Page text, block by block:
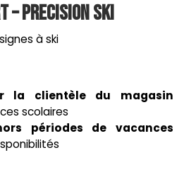
– Precision Ski
à ski
la clientèle du magasin
scolaires
périodes de vacances